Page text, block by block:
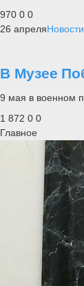
970 0 0
26 апреляНовости
В Музее
9 мая в военном
1 872 0 0
Главное